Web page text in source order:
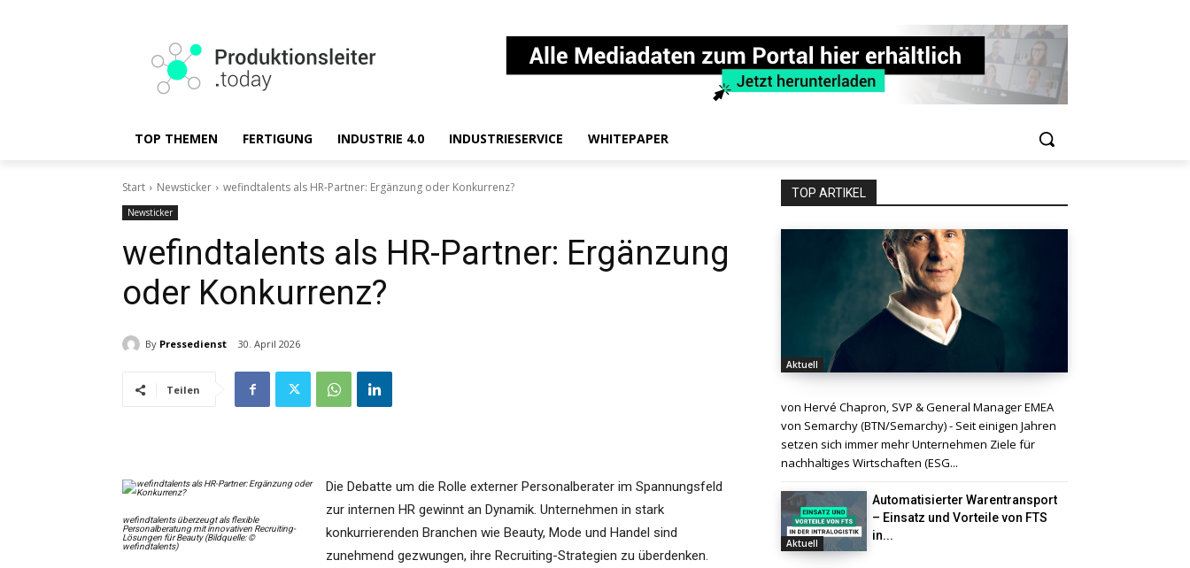
TOP THEMEN FERTIGUNG INDUSTRIE 4.0 INDUSTRIESERVICE WHITEPAPER
Start Newsticker wefindtalents als HR-Partner: Ergänzung oder Konkurrenz?
Newsticker
wefindtalents als HR-Partner: Ergänzung
oder Konkurrenz?
By Pressedienst 30. April 2026
Teilen
wefindtalents überzeugt als flexible
Personalberatung mit innovativen Recruiting-
Lösungen für Beauty (Bildquelle: ©
wefindtalents)
Die Debatte um die Rolle externer Personalberater im Spannungsfeld
zur internen HR gewinnt an Dynamik. Unternehmen in stark
konkurrierenden Branchen wie Beauty, Mode und Handel sind
zunehmend gezwungen, ihre Recruiting-Strategien zu überdenken.
TOP ARTIKEL
Aktuell
von Hervé Chapron, SVP & General Manager EMEA
von Semarchy (BTN/Semarchy) - Seit einigen Jahren
setzen sich immer mehr Unternehmen Ziele für
nachhaltiges Wirtschaften (ESG...
Aktuell
Automatisierter Warentransport
– Einsatz und Vorteile von FTS
in...